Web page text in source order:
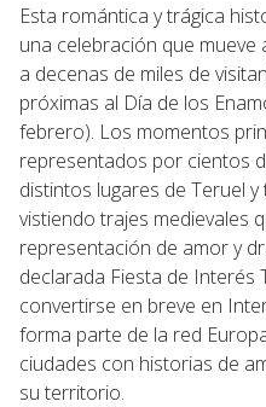
Esta romántica y trágica
una celebración que
a decenas de miles de
próximas al Día de los
febrero). Los momentos
representados por cientos
distintos lugares de Teruel
vistiendo trajes medievales
representación de amor y
declarada Fiesta de Interés
convertirse en breve en
forma parte de la red
ciudades con historias de
su territorio.